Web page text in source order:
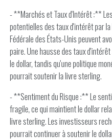
- **Marchés et Taux d'Intérêt :**
potentielles des taux d'intérêt par
Fédérale des États-Unis peuvent
paire. Une hausse des taux
le dollar, tandis qu'une politique
pourrait soutenir la livre sterling.
- **Sentiment du Risque :** Le
fragile, ce qui maintient le dollar
livre sterling. Les investisseurs
pourrait continuer à soutenir le